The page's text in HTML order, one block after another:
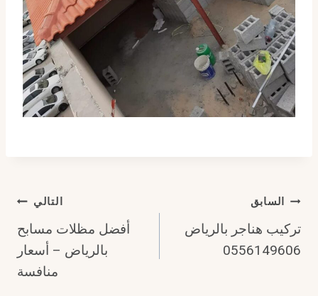
تصفّح
المقالات
السابق
تركيب هناجر بالرياض
0556149606
التالي
أفضل مظلات مسابح
بالرياض – أسعار
منافسة